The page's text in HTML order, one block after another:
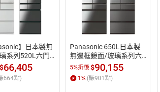
】日本製無
系列520L六門
F529HX)(鑽
翠白)
$66,405
664點)
Panasonic 650L日本製
無邊框鏡面/玻璃系列六
門電冰箱 NR-F659WX
(鑽石黑/雲霧灰)｜日本
原裝 美型家電 【領券獨
5%折後$90,155
1% (賺901點)